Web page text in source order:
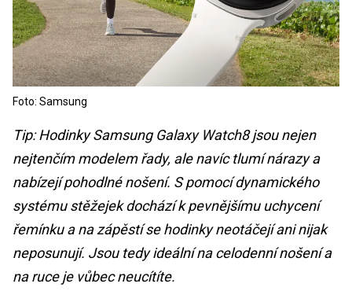
Foto: Samsung
Tip: Hodinky Samsung Galaxy Watch8 jsou nejen
nejtenčím modelem řady, ale navíc tlumí nárazy a
nabízejí pohodlné nošení. S pomocí dynamického
systému stěžejek dochází k pevnějšímu uchycení
řemínku a na zápěstí se hodinky neotáčejí ani nijak
neposunují. Jsou tedy ideální na celodenní nošení a
na ruce je vůbec neucítíte.